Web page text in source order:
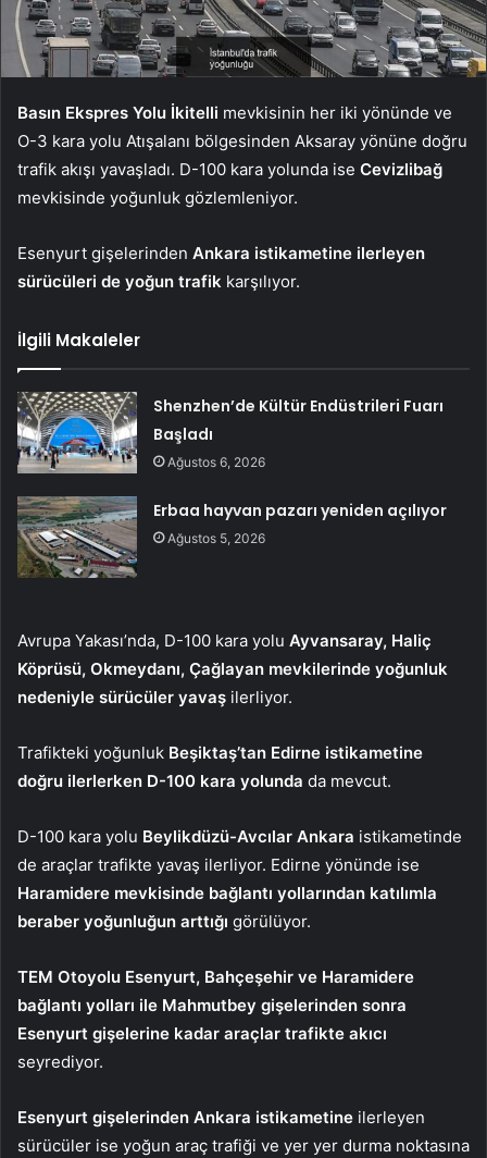
Basın Ekspres Yolu İkitelli mevkisinin her iki yönünde ve
O-3 kara yolu Atışalanı bölgesinden Aksaray yönüne doğru
trafik akışı yavaşladı. D-100 kara yolunda ise Cevizlibağ
mevkisinde yoğunluk gözlemleniyor.
Esenyurt gişelerinden Ankara istikametine ilerleyen
sürücüleri de yoğun trafik karşılıyor.
İlgili Makaleler
Shenzhen’de Kültür Endüstrileri Fuarı
Başladı
Ağustos 6, 2026
Erbaa hayvan pazarı yeniden açılıyor
Ağustos 5, 2026
Avrupa Yakası’nda, D-100 kara yolu Ayvansaray, Haliç
Köprüsü, Okmeydanı, Çağlayan mevkilerinde yoğunluk
nedeniyle sürücüler yavaş ilerliyor.
Trafikteki yoğunluk Beşiktaş’tan Edirne istikametine
doğru ilerlerken D-100 kara yolunda da mevcut.
D-100 kara yolu Beylikdüzü-Avcılar Ankara istikametinde
de araçlar trafikte yavaş ilerliyor. Edirne yönünde ise
Haramidere mevkisinde bağlantı yollarından katılımla
beraber yoğunluğun arttığı görülüyor.
TEM Otoyolu Esenyurt, Bahçeşehir ve Haramidere
bağlantı yolları ile Mahmutbey gişelerinden sonra
Esenyurt gişelerine kadar araçlar trafikte akıcı
seyrediyor.
Esenyurt gişelerinden Ankara istikametine ilerleyen
sürücüler ise yoğun araç trafiği ve yer yer durma noktasına